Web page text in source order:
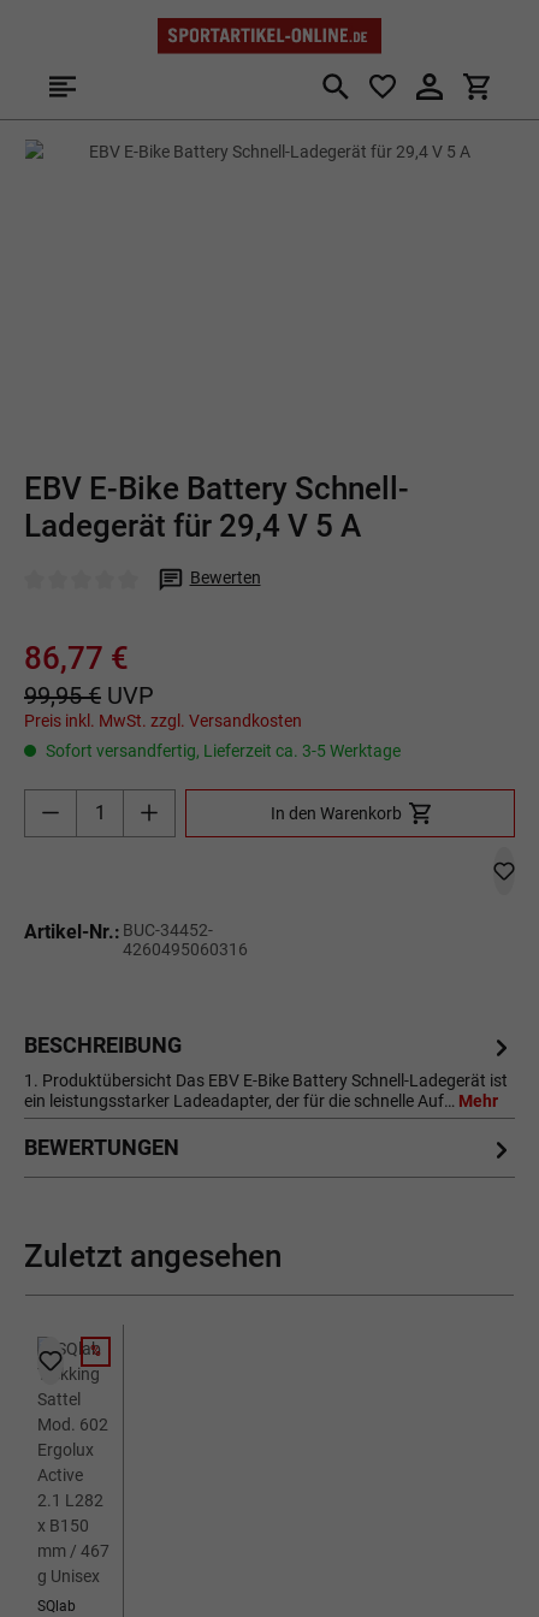
Zum Hauptinhalt springen
Bildergalerie überspringen
EBV E-Bike Battery Schnell-
Ladegerät für 29,4 V 5 A
Bewerten
86,77 €
99,95 € UVP
Preis inkl. MwSt. zzgl. Versandkosten
Sofort versandfertig, Lieferzeit ca. 3-5 Werktage
Produkt Anzahl: Gib den gewünschten Wert
In den Warenkorb
Artikel-Nr.: BUC-34452-
4260495060316
BESCHREIBUNG
1. Produktübersicht Das EBV E-Bike Battery Schnell-Ladegerät ist
ein leistungsstarker Ladeadapter, der für die schnelle Auf… Mehr
BEWERTUNGEN
Zuletzt angesehen
RABATT
%
SQlab